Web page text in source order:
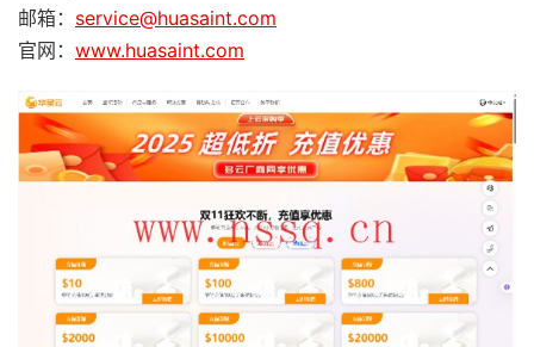
邮箱： service@huasaint.com
官网： www.huasaint.com